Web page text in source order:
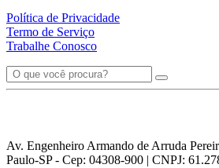
Política de Privacidade
Termo de Serviço
Trabalhe Conosco
Av. Engenheiro Armando de Arruda
Paulo-SP - Cep: 04308-900 | CNPJ: